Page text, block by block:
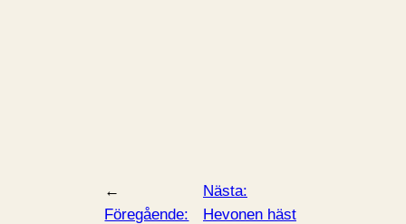
←
Föregående:
Nästa:
Hevonen häst